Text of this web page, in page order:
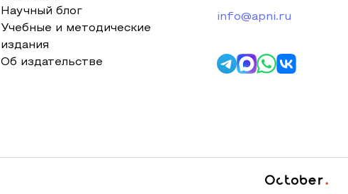
Научный блог
Учебные и методические
издания
Об издательстве
info@apni.ru